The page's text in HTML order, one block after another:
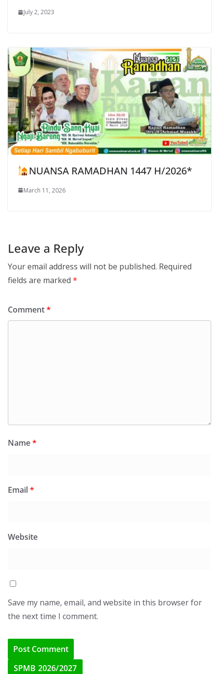
July 2, 2023
NUANSA RAMADHAN 1447 H/2026*
March 11, 2026
Leave a Reply
Your email address will not be published. Required
fields are marked *
Comment*
Name*
Email*
Website
Save my name, email, and website in this browser for
the next time I comment.
SPMB 2026/2027